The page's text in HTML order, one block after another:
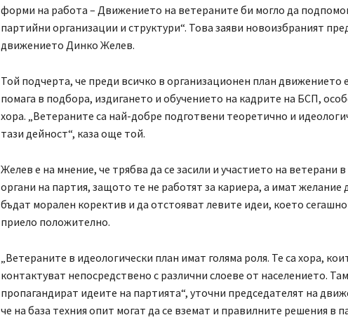
форми на работа – Движението на ветераните би могло да
партийни организации и структури“. Това заяви новоизбраният
движението Динко Желев.
Той подчерта, че преди всичко в организационен план движението
помага в подбора, издигането и обучението на кадрите на БСП,
хора. „Ветераните са най-добре подготвени теоретично и
тази дейност“, каза още той.
Желев е на мнение, че трябва да се засили и участието на ветерани
органи на партия, защото те не работят за кариера, а имат желание
бъдат морален коректив и да отстояват левите идеи, което
приело положително.
„Ветераните в идеологически план имат голяма роля. Те са хора,
контактуват непосредствено с различни слоеве от населението.
пропагандират идеите на партията“, уточни председателят на
че на база техния опит могат да се вземат и правилните решения в